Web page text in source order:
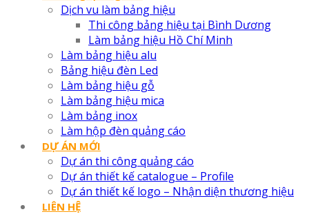
Dịch vu làm bảng hiệu
Thi công bảng hiệu tại Bình Dương
Làm bảng hiệu Hồ Chí Minh
Làm bảng hiệu alu
Bảng hiệu đèn Led
Làm bảng hiệu gỗ
Làm bảng hiệu mica
Làm bảng inox
Làm hộp đèn quảng cáo
DỰ ÁN MỚI
Dự án thi công quảng cáo
Dự án thiết kế catalogue – Profile
Dự án thiết kế logo – Nhận diện thương hiệu
LIÊN HỆ